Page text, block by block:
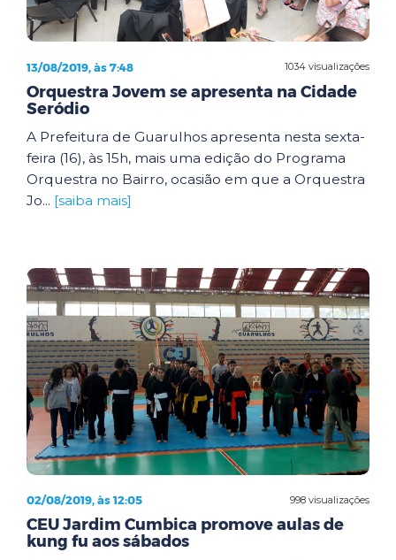
1034 visualizações
13/08/2019, às 7:48
Orquestra Jovem se apresenta na Cidade
Seródio
A Prefeitura de Guarulhos apresenta nesta sexta-
feira (16), às 15h, mais uma edição do Programa
Orquestra no Bairro, ocasião em que a Orquestra
Jo... [saiba mais]
998 visualizações
02/08/2019, às 12:05
CEU Jardim Cumbica promove aulas de
kung fu aos sábados